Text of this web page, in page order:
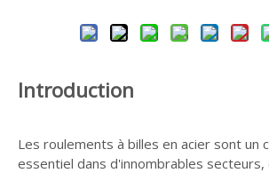
Introduction
Les roulements à billes en acier sont un
essentiel dans d'innombrables